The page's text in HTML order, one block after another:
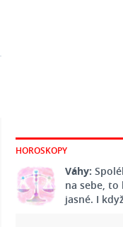
HOROSKOPY
Váhy:
na sebe, to
jasné. I